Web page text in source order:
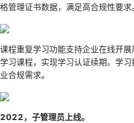
格管理证书数据，满足高合规性要求
课程重复学习功能支持企业在线开
学习课程，实现学习认证续期。学
业合规需求。
2022，子管理员上线。